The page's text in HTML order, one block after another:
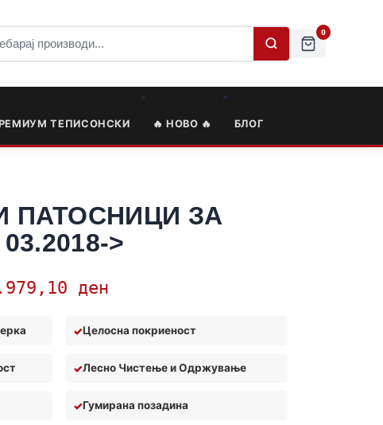
0
ТЕПИСОНСКИ 🔥 НОВО 🔥 БЛОГ
ПАТОСНИЦИ ЗА
>
ден
Целосна покриеност
Лесно Чистење и Одржување
Гумирана позадина